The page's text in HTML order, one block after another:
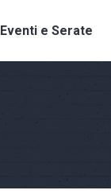
Eventi e Serate